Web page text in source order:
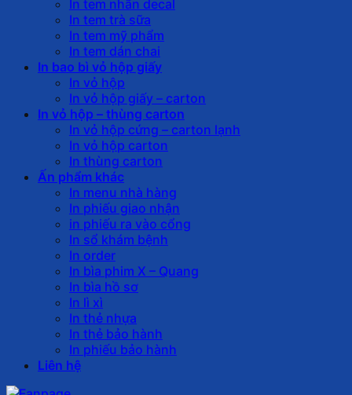
In tem nhãn decal
In tem trà sữa
In tem mỹ phẩm
In tem dán chai
In bao bì vỏ hộp giấy
In vỏ hộp
In vỏ hộp giấy – carton
In vỏ hộp – thùng carton
In vỏ hộp cứng – carton lạnh
In vỏ hộp carton
In thùng carton
Ấn phẩm khác
In menu nhà hàng
In phiếu giao nhận
in phiếu ra vào cổng
In sổ khám bệnh
In order
In bìa phim X – Quang
In bìa hồ sơ
In lì xì
In thẻ nhựa
In thẻ bảo hành
In phiếu bảo hành
Liên hệ